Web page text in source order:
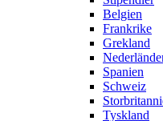
Belgien
Frankrike
Grekland
Spanien
Schweiz
Tyskland